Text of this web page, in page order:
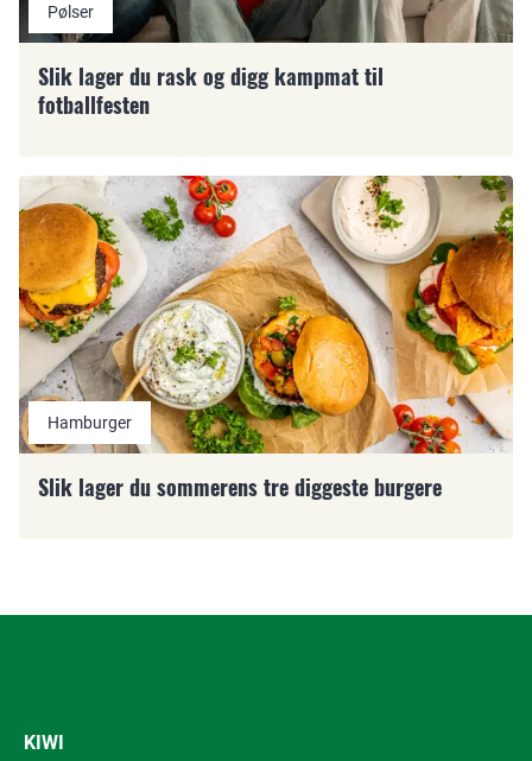
Pølser
Slik lager du rask og digg kampmat til
fotballfesten
Hamburger
Slik lager du sommerens tre diggeste burgere
KIWI